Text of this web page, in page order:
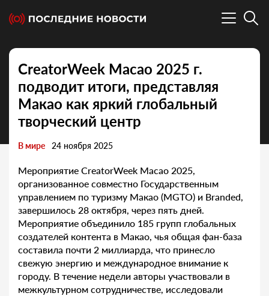
CreatorWeek Macao 2025 г.
подводит итоги, представляя
Макао как яркий глобальный
творческий центр
В мире 24 ноября 2025
Мероприятие CreatorWeek Macao 2025,
организованное совместно Государственным
управлением по туризму Макао (MGTO) и Branded,
завершилось 28 октября, через пять дней.
Мероприятие объединило 185 групп глобальных
создателей контента в Макао, чья общая фан-база
составила почти 2 миллиарда, что принесло
свежую энергию и международное внимание к
городу. В течение недели авторы участвовали в
межкультурном сотрудничестве, исследовали